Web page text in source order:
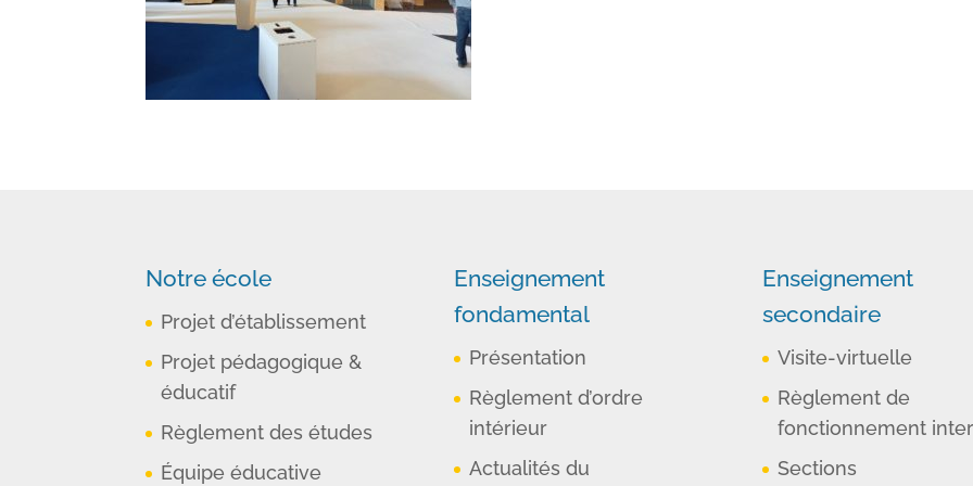
Notre école
Projet d’établissement
Projet pédagogique &
éducatif
Règlement des études
Équipe éducative
Enseignement
fondamental
Présentation
Règlement d’ordre
intérieur
Actualités du
Enseignement
secondaire
Visite-virtuelle
Règlement de
fonctionnement
Sections